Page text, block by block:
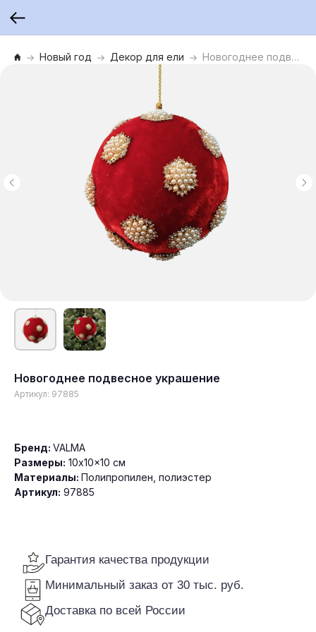
Новый год Декор для ели Новогоднее подвесное украшение
Новогоднее подвесное украшение
Артикул: 97885
Бренд: VALMA
Размеры: 10x10x10 см
Материалы: Полипропилен, полиэстер
Артикул: 97885
Гарантия качества продукции